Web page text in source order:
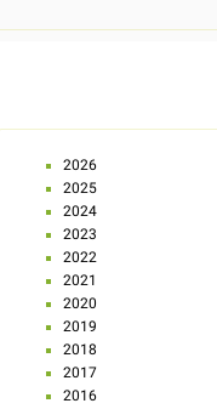
KONTAKT
IMPRESSUM
DOWNLOADS
2026
2025
2024
2023
2022
2021
2020
2019
2018
2017
2016